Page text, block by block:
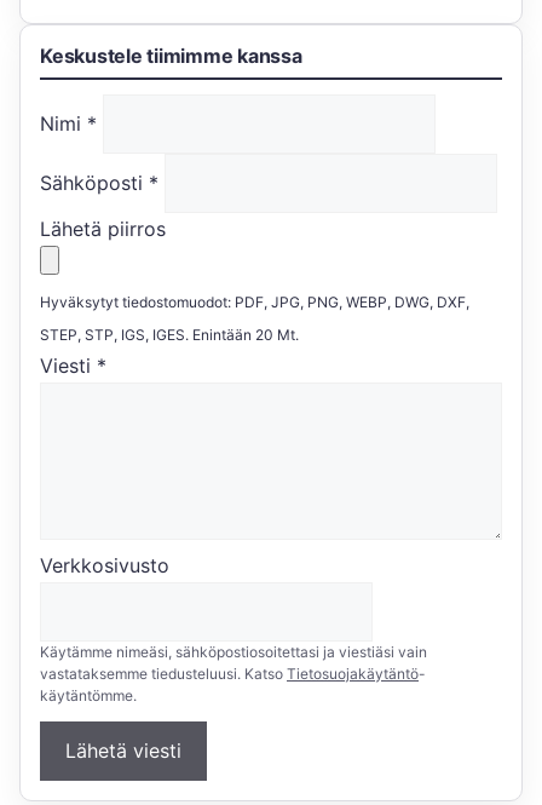
Keskustele tiimimme kanssa
Nimi *
Sähköposti *
Lähetä piirros
Hyväksytyt tiedostomuodot: PDF, JPG, PNG, WEBP, DWG, DXF,
STEP, STP, IGS, IGES. Enintään 20 Mt.
Viesti *
Verkkosivusto
Käytämme nimeäsi, sähköpostiosoitettasi ja viestiäsi vain
vastataksemme tiedusteluusi. Katso Tietosuojakäytäntö-
käytäntömme.
Lähetä viesti